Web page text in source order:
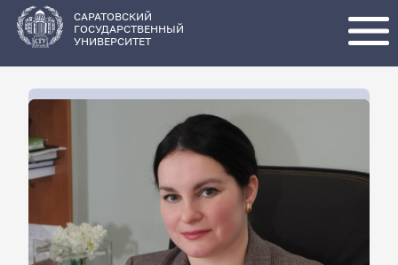
основному
содержанию
САРАТОВСКИЙ
ГОСУДАРСТВЕННЫЙ
УНИВЕРСИТЕТ